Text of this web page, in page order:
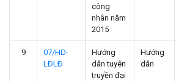
công
nhân năm
2015
9
07/HD-
LÐLÐ
Hướng
dẫn tuyên
truyền đại
Hướng
dẫn